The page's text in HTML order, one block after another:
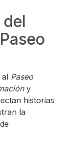
al Paseo
y
historias
la